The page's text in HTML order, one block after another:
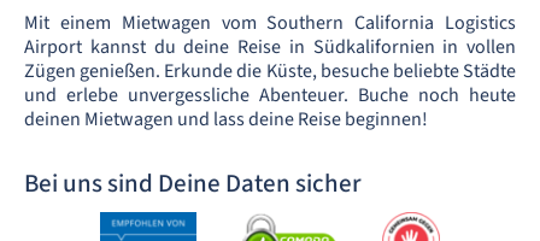
Mit einem Mietwagen vom Southern California Logistics
Airport kannst du deine Reise in Südkalifornien in vollen
Zügen genießen. Erkunde die Küste, besuche beliebte Städte
und erlebe unvergessliche Abenteuer. Buche noch heute
deinen Mietwagen und lass deine Reise beginnen!
Bei uns sind Deine Daten sicher